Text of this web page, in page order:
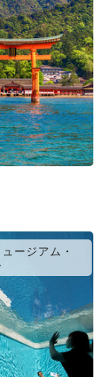
ージアム・